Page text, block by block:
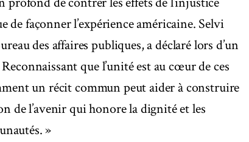
façonner l’expérience américaine. Selvi
des affaires publiques, a déclaré lors d’un
que l’unité est au cœur de ces
un récit commun peut aider à construire
de l’avenir qui honore la dignité et les
»